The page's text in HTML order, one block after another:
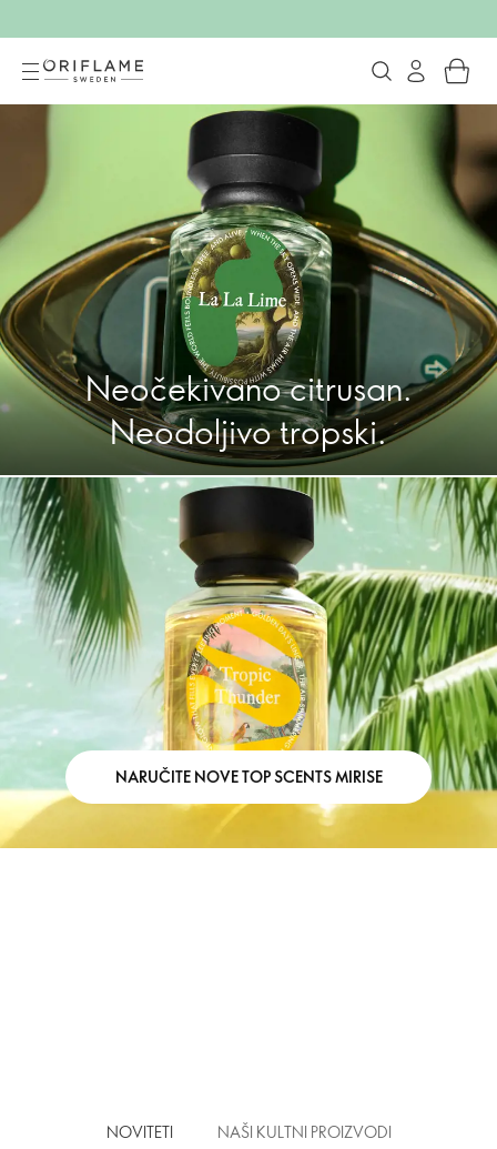
Oriflame kozmetika
Neočekivano citrusan.
Neodoljivo tropski.
NARUČITE NOVE TOP SCENTS MIRISE
NOVITETI NAŠI KULTNI PROIZVODI